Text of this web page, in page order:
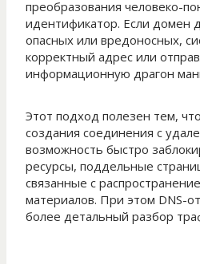
преобразования человеко-
идентификатор. Если домен
опасных или вредоносных,
корректный адрес или
информационную драгон
Этот подход полезен тем,
создания соединения с
возможность быстро
ресурсы, поддельные
связанные с
материалов. При этом DNS-
более детальный разбор